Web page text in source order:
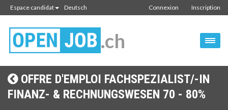
Espace candidat Deutsch Inscription
Connexion
.ch
OFFRE D'EMPLOI FACHSPEZIALIST/-IN
FINANZ- & RECHNUNGSWESEN 70 - 80%